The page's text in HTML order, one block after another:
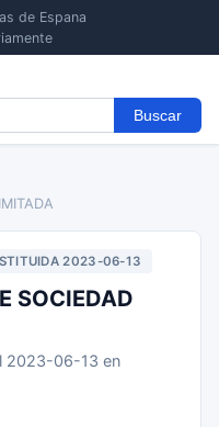
de Espana
Buscar
2023-06-13
SOCIEDAD
2023-06-13 en